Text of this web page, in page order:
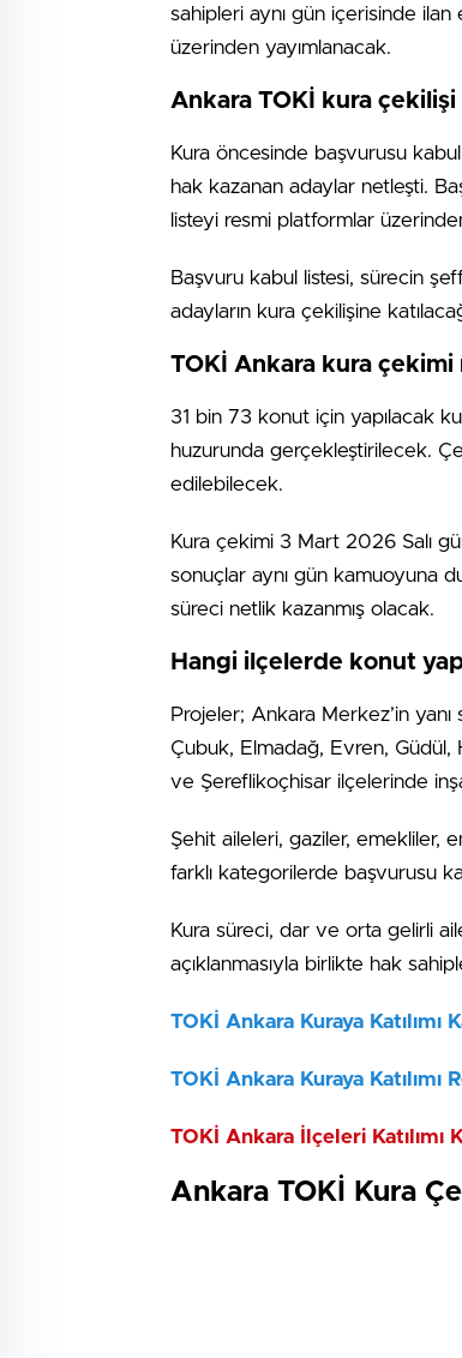
sahipleri aynı gün içerisinde ilan
üzerinden yayımlanacak.
Ankara TOKİ kura çekilişi
Kura öncesinde başvurusu
hak kazanan adaylar netleşti.
listeyi resmi platformlar
Başvuru kabul listesi, sürecin
adayların kura çekilişine
TOKİ Ankara kura çekimi
31 bin 73 konut için yapılacak
huzurunda gerçekleştirilecek.
edilebilecek.
Kura çekimi 3 Mart 2026 Salı
sonuçlar aynı gün kamuoyuna
süreci netlik kazanmış olacak.
Hangi ilçelerde konut
Projeler; Ankara Merkez’in yanı
Çubuk, Elmadağ, Evren, Güdül,
ve Şereflikoçhisar ilçelerinde
Şehit aileleri, gaziler, emekliler,
farklı kategorilerde başvurusu
Kura süreci, dar ve orta gelirli
açıklanmasıyla birlikte hak
TOKİ Ankara Kuraya Katılımı
TOKİ Ankara Kuraya Katılımı
TOKİ Ankara İlçeleri Katılımı
Ankara TOKİ Kura